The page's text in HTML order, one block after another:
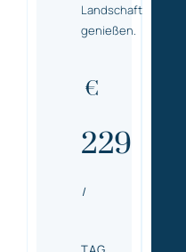
Landschaft
genießen.
€
229
/